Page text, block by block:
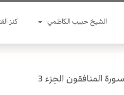
الشيخ حبيب الكاظمي كنز
المنافقون الجزء 3